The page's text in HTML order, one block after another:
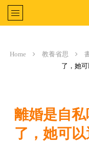
Home 教養省思
了，她
離婚是自
了，她可